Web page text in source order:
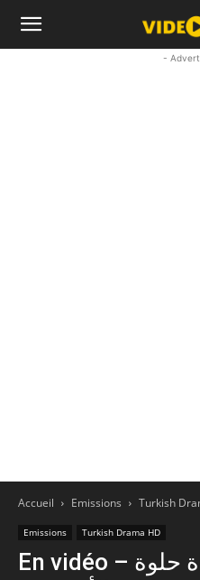
-
Accueil Emissions Turkish
Emissions Turkish Drama HD
En vidéo – شجار البنات – الحياة حلوة